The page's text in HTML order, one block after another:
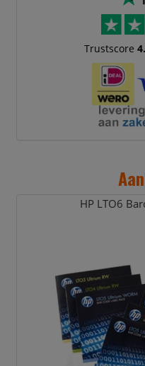
Trustscore
HP LTO6